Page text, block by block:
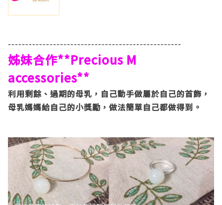
--------------------------------------------------
姊妹合作**Precious M
accessories**
利用剩餘、過期的母乳，自己動手做屬於自己的首飾，
母乳媽媽給自己的小獎勵，做法簡單自己都做得到。